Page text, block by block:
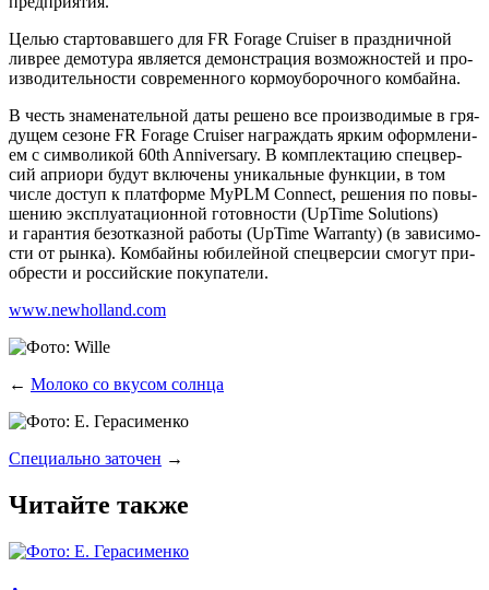
Целью стар­то­вав­ше­го для FR Forage Cruiser в празд­нич­ной
ливрее демо­ту­ра явля­ет­ся демон­стра­ция воз­мож­но­стей и про­
из­во­ди­тель­но­сти совре­мен­но­го кор­мо­убо­роч­но­го комбайна.
В честь зна­ме­на­тель­ной даты реше­но все про­из­во­ди­мые в гря­
ду­щем сезоне FR Forage Cruiser награж­дать ярким оформ­ле­ни­
ем с сим­во­ли­кой 60th Anniversary. В ком­плек­та­цию спе­цвер­
сий апри­о­ри будут вклю­че­ны уни­каль­ные функ­ции, в том
чис­ле доступ к плат­фор­ме MyPLM Connect, реше­ния по повы­
ше­нию экс­плу­а­та­ци­он­ной готов­но­сти (UpTime Solutions)
и гаран­тия без­от­каз­ной рабо­ты (UpTime Warranty) (в зави­си­мо­
сти от рын­ка). Ком­бай­ны юби­лей­ной спе­цвер­сии смо­гут при­
об­ре­сти и рос­сий­ские покупатели.
www.newholland.com
← Молоко со вкусом солнца
Специально заточен →
Читайте также